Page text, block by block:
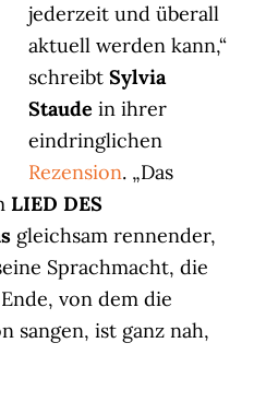
jederzeit und überall
aktuell werden kann,“
schreibtSylvia
Staude in ihrer
eindringlichen
Rezension. „Das
LIED DES
gleichsam rennender,
Sprachmacht, die
von dem die
sangen, ist ganz nah,